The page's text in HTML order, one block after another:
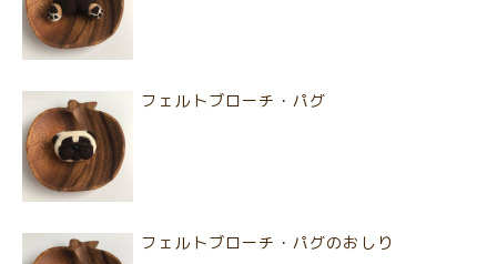
フェルトブローチ・パグ
フェルトブローチ・パグのおしり